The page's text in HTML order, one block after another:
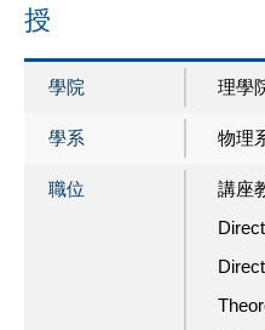
授
學院 理學
學系 物理
職位
講座